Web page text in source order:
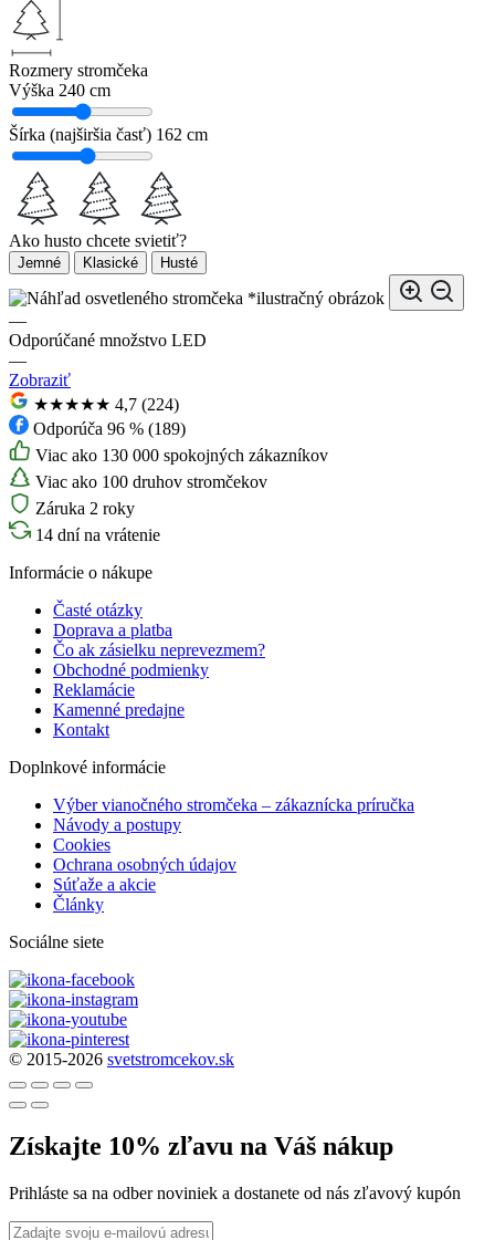
Rozmery stromčeka
Výška 240 cm
Šírka (najširšia časť) 162 cm
Ako husto chcete svietiť?
Jemné Klasické Husté
*ilustračný obrázok
—
Odporúčané množstvo LED
—
Zobraziť
★★★★★ 4,7 (224)
Odporúča 96 % (189)
Viac ako 130 000 spokojných zákazníkov
Viac ako 100 druhov stromčekov
Záruka 2 roky
14 dní na vrátenie
Informácie o nákupe
Časté otázky
Doprava a platba
Čo ak zásielku neprevezmem?
Obchodné podmienky
Reklamácie
Kamenné predajne
Kontakt
Doplnkové informácie
Výber vianočného stromčeka – zákaznícka príručka
Návody a postupy
Cookies
Ochrana osobných údajov
Súťaže a akcie
Články
Sociálne siete
© 2015-2026 svetstromcekov.sk
Získajte 10% zľavu na Váš nákup
Prihláste sa na odber noviniek a dostanete od nás zľavový kupón